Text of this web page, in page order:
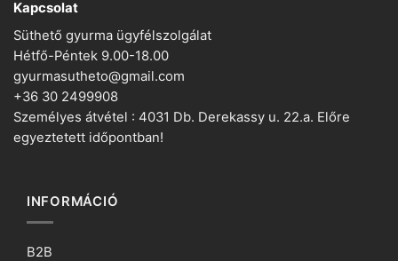
Kapcsolat
Süthető gyurma ügyfélszolgálat
Hétfő-Péntek 9.00-18.00
gyurmasutheto@gmail.com
+36 30 2499908
Személyes átvétel : 4031 Db. Derekassy u. 22.a. Előre
egyeztetett időpontban!
INFORMÁCIÓ
B2B